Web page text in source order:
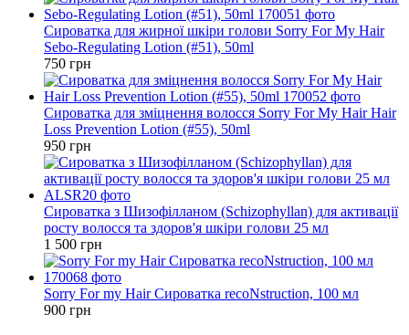
Сироватка для жирної шкіри голови Sorry For My Hair
Sebo-Regulating Lotion (#51), 50ml
750 грн
Сироватка для зміцнення волосся Sorry For My Hair Hair
Loss Prevention Lotion (#55), 50ml
950 грн
Сироватка з Шизофілланом (Schizophyllan) для активації
росту волосся та здоров'я шкіри голови 25 мл
1 500 грн
Sorry For my Hair Сироватка recoNstruction, 100 мл
900 грн